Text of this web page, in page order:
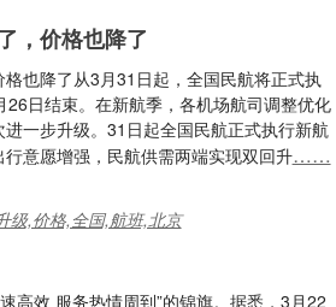
，价格也降了
也降了从3月31日起，全国民航将正式执
日结束。在新航季，各机场航司调整优化
一步升级。31日起全国民航正式执行新航
意愿增强，民航供需两端实现双回升……
级,价格,全国,航班,北京
高效 服务热情周到”的锦旗。据悉，3月22